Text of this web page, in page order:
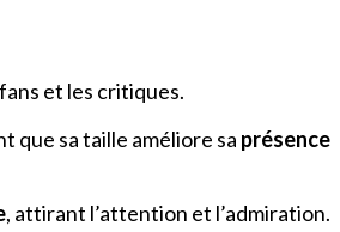
et les critiques.
que sa taille améliore sa présence
, attirant l’attention et l’admiration.